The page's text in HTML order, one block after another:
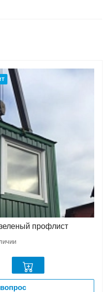
профлист